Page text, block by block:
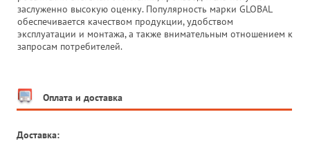
заслуженно высокую оценку. Популярность марки GLOBAL
обеспечивается качеством продукции, удобством
эксплуатации и монтажа, а также внимательным отношением к
запросам потребителей.
Оплата и доставка
Доставка: